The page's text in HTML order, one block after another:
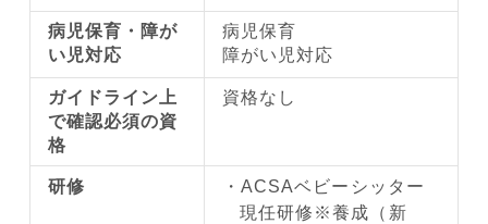
病児保育・障が
い児対応
病児保育
障がい児対応
ガイドライン上
で確認必須の資
格
資格なし
研修
ACSAベビーシッター
現任研修※養成（新